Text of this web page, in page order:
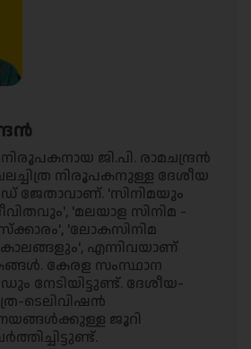
ജി.പി. രാമചന്ദ്രൻ
ചലച്ചിത്ര നിരൂപകനുള്ള ദേശീയ
ജേതാവാണ്. 'സിനിമയും
'മലയാള സിനിമ -
'ലോകസിനിമ
എന്നിവയാണ്
കേരള സംസ്ഥാന
നേടിയിട്ടുണ്ട്. ദേശീയ-
ടെലിവിഷൻ
ജൂറി